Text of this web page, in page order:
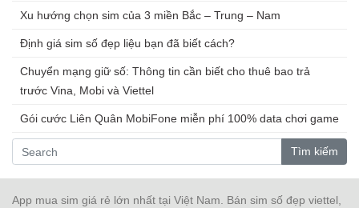
Xu hướng chọn sim của 3 miền Bắc – Trung – Nam
Định giá sim số đẹp liệu bạn đã biết cách?
Chuyển mạng giữ số: Thông tin cần biết cho thuê bao trả
trước Vina, Mobi và Viettel
Gói cước Liên Quân MobiFone miễn phí 100% data chơi game
Tìm kiếm
App mua sim giá rẻ lớn nhất tại Việt Nam. Bán sim số đẹp viettel,